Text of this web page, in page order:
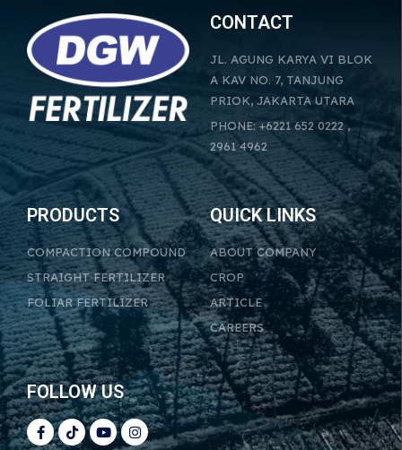
CONTACT
JL. AGUNG KARYA VI BLOK
A KAV NO. 7, TANJUNG
PRIOK, JAKARTA UTARA
PHONE: +6221 652 0222 ,
2961 4962
PRODUCTS
COMPACTION COMPOUND
STRAIGHT FERTILIZER
FOLIAR FERTILIZER
QUICK LINKS
ABOUT COMPANY
CROP
ARTICLE
CAREERS
FOLLOW US